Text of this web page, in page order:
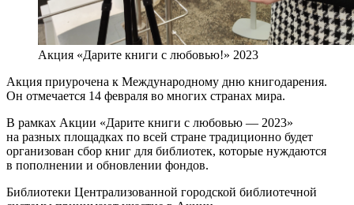
Акция «Дарите книги с любовью!» 2023
Акция приурочена к Международному дню книгодарения.
Он отмечается 14 февраля во многих странах мира.
В рамках Акции «Дарите книги с любовью — 2023»
на разных площадках по всей стране традиционно будет
организован сбор книг для библиотек, которые нуждаются
в пополнении и обновлении фондов.
Библиотеки Централизованной городской библиотечной